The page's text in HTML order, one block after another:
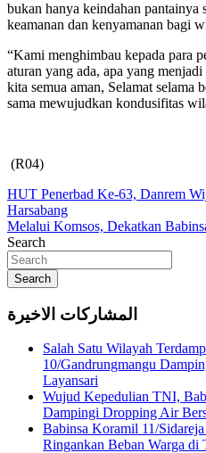
bukan hanya keindahan pantainya
keamanan dan kenyamanan bagi
“Kami menghimbau kepada para
aturan yang ada, apa yang
kita semua aman, Selamat selama
sama mewujudkan kondusifitas
(R04)
Navigasi
pos
HUT Penerbad Ke-63, Danrem
Harsabang
Melalui Komsos, Dekatkan
Search
Search
المشاركات الاخيرة
Salah Satu Wilayah
10/Gandrungmangu
Layansari
Wujud Kepedulian TNI,
Dampingi Dropping Air
Babinsa Koramil 11/
Ringankan Beban Warga di